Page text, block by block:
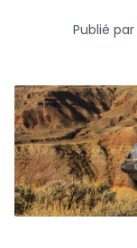
Publié par